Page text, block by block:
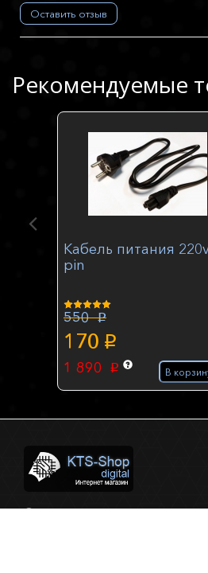
Оставить отзыв
Рекомендуемые
Кабель питания
pin
550 p
170 p
1 890 p В
©KTS-SHOP, 2026